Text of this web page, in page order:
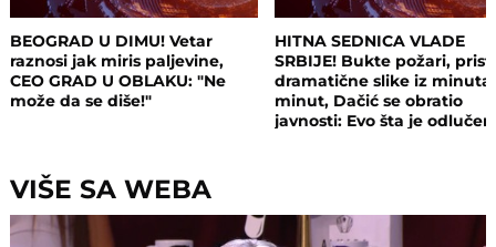
BEOGRAD U DIMU! Vetar
raznosi jak miris paljevine,
CEO GRAD U OBLAKU: "Ne
može da se diše!"
HITNA SEDNICA VLADE
SRBIJE! Bukte požari,
dramatične slike iz minuta
minut, Dačić se obratio
javnosti: Evo šta je
VIŠE SA WEBA